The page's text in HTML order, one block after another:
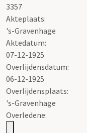
3357
Akteplaats:
's-Gravenhage
Aktedatum:
07-12-1925
Overlijdensdatum:
06-12-1925
Overlijdensplaats:
's-Gravenhage
Overledene: